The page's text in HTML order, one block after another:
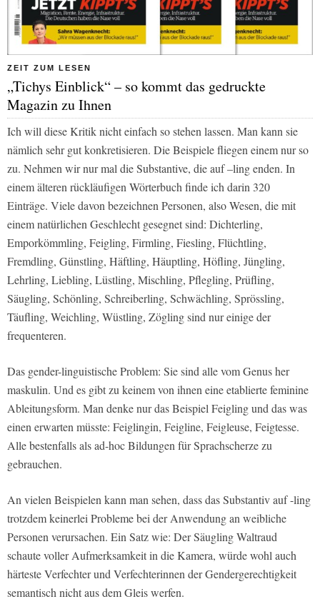
ZEIT ZUM LESEN
„Tichys Einblick“ – so kommt das gedruckte
Magazin zu Ihnen
Ich will diese Kritik nicht einfach so stehen lassen. Man kann sie
nämlich sehr gut konkretisieren. Die Beispiele fliegen einem nur so
zu. Nehmen wir nur mal die Substantive, die auf –ling enden. In
einem älteren rückläufigen Wörterbuch finde ich darin 320
Einträge. Viele davon bezeichnen Personen, also Wesen, die mit
einem natürlichen Geschlecht gesegnet sind: Dichterling,
Emporkömmling, Feigling, Firmling, Fiesling, Flüchtling,
Fremdling, Günstling, Häftling, Häuptling, Höfling, Jüngling,
Lehrling, Liebling, Lüstling, Mischling, Pflegling, Prüfling,
Säugling, Schönling, Schreiberling, Schwächling, Sprössling,
Täufling, Weichling, Wüstling, Zögling sind nur einige der
frequenteren.
Das gender-linguistische Problem: Sie sind alle vom Genus her
maskulin. Und es gibt zu keinem von ihnen eine etablierte feminine
Ableitungsform. Man denke nur das Beispiel Feigling und das was
einen erwarten müsste: Feiglingin, Feigline, Feigleuse, Feigtesse.
Alle bestenfalls als ad-hoc Bildungen für Sprachscherze zu
gebrauchen.
An vielen Beispielen kann man sehen, dass das Substantiv auf -ling
trotzdem keinerlei Probleme bei der Anwendung an weibliche
Personen verursachen. Ein Satz wie: Der Säugling Waltraud
schaute voller Aufmerksamkeit in die Kamera, würde wohl auch
härteste Verfechter und Verfechterinnen der Gendergerechtigkeit
semantisch nicht aus dem Gleis werfen.